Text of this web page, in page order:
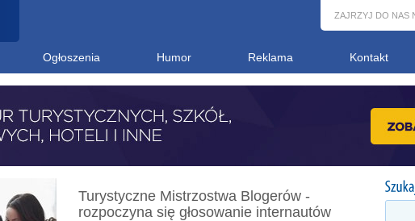
ZAJRZYJ DO NAS
Ogłoszenia Humor Reklama Kontakt
Turystyczne Mistrzostwa Blogerów -
rozpoczyna się głosowanie internautów